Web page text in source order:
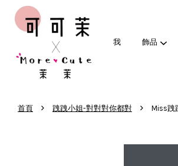
我 飾品
首頁 › 跩跩小姐-對對對你都對 › Miss跩